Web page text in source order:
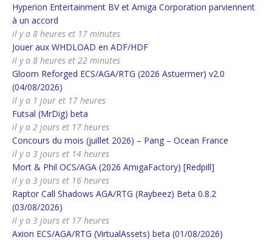
Hyperion Entertainment BV et Amiga Corporation parviennent
à un accord
il y a 8 heures et 17 minutes
Jouer aux WHDLOAD en ADF/HDF
il y a 8 heures et 22 minutes
Gloom Reforged ECS/AGA/RTG (2026 Astuermer) v2.0
(04/08/2026)
il y a 1 jour et 17 heures
Futsal (MrDig) beta
il y a 2 jours et 17 heures
Concours du mois (juillet 2026) – Pang – Ocean France
il y a 3 jours et 14 heures
Mort & Phil OCS/AGA (2026 AmigaFactory) [Redpill]
il y a 3 jours et 16 heures
Raptor Call Shadows AGA/RTG (Raybeez) Beta 0.8.2
(03/08/2026)
il y a 3 jours et 17 heures
Axion ECS/AGA/RTG (VirtualAssets) beta (01/08/2026)